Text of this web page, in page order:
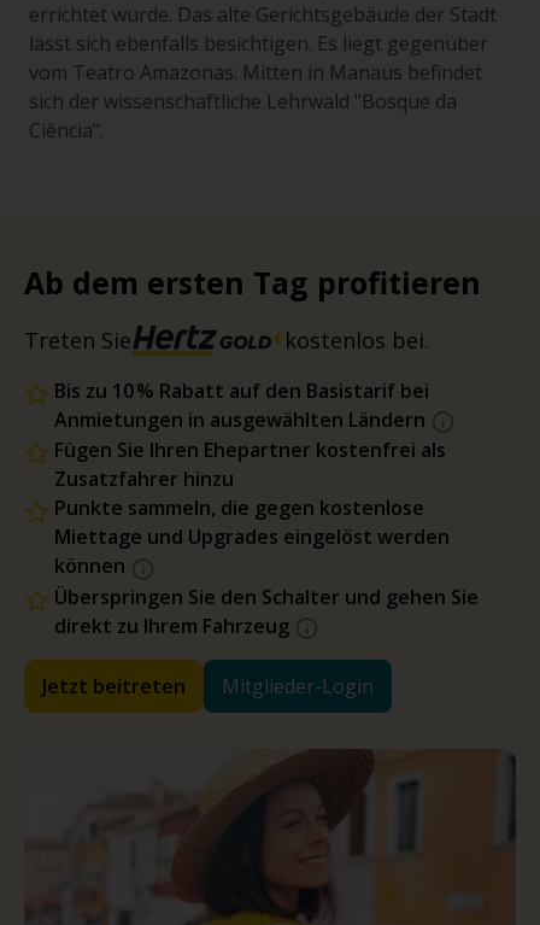
errichtet wurde. Das alte Gerichtsgebäude der Stadt
lässt sich ebenfalls besichtigen. Es liegt gegenüber
vom Teatro Amazonas. Mitten in Manaus befindet
sich der wissenschaftliche Lehrwald "Bosque da
Ciência".
Ab dem ersten Tag profitieren
Treten Sie kostenlos bei.
Bis zu 10 % Rabatt auf den Basistarif bei
Anmietungen in ausgewählten Ländern
Fügen Sie Ihren Ehepartner kostenfrei als
Zusatzfahrer hinzu
Punkte sammeln, die gegen kostenlose
Miettage und Upgrades eingelöst werden
können
Überspringen Sie den Schalter und gehen Sie
direkt zu Ihrem Fahrzeug
Jetzt beitreten Mitglieder-Login